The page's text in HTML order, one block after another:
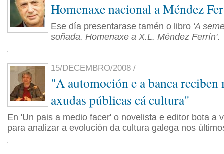
Homenaxe nacional a Méndez
Ese día presentarase tamén o libro 'A
soñada. Homenaxe a X.L. Méndez Ferrín'.
15/DECEMBRO/2008 /
"A automoción e a banca reciben
axudas públicas cá cultura"
En 'Un pais a medio facer' o novelista e editor bota a
para analizar a evolución da cultura galega nos